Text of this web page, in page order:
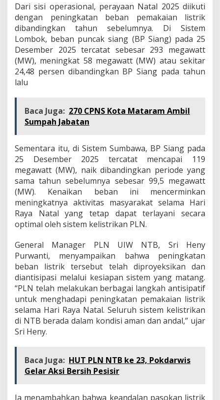
Dari sisi operasional, perayaan Natal 2025 diikuti
dengan peningkatan beban pemakaian listrik
dibandingkan tahun sebelumnya. Di Sistem
Lombok, beban puncak siang (BP Siang) pada 25
Desember 2025 tercatat sebesar 293 megawatt
(MW), meningkat 58 megawatt (MW) atau sekitar
24,48 persen dibandingkan BP Siang pada tahun
lalu
Baca Juga: 270 CPNS Kota Mataram Ambil
Sumpah Jabatan
Sementara itu, di Sistem Sumbawa, BP Siang pada
25 Desember 2025 tercatat mencapai 119
megawatt (MW), naik dibandingkan periode yang
sama tahun sebelumnya sebesar 99,5 megawatt
(MW). Kenaikan beban ini mencerminkan
meningkatnya aktivitas masyarakat selama Hari
Raya Natal yang tetap dapat terlayani secara
optimal oleh sistem kelistrikan PLN.
General Manager PLN UIW NTB, Sri Heny
Purwanti, menyampaikan bahwa peningkatan
beban listrik tersebut telah diproyeksikan dan
diantisipasi melalui kesiapan sistem yang matang.
“PLN telah melakukan berbagai langkah antisipatif
untuk menghadapi peningkatan pemakaian listrik
selama Hari Raya Natal. Seluruh sistem kelistrikan
di NTB berada dalam kondisi aman dan andal,” ujar
Sri Heny.
Baca Juga: HUT PLN NTB ke 23, Pokdarwis
Gelar Aksi Bersih Pesisir
Ia menambahkan bahwa keandalan pasokan listrik